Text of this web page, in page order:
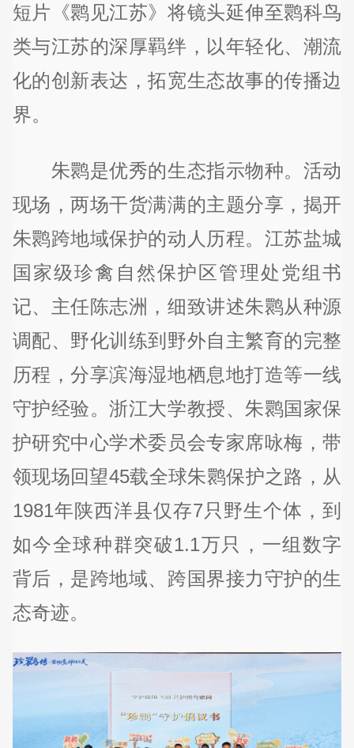
短片《鹮见江苏》将镜头延伸至鹮科鸟
类与江苏的深厚羁绊，以年轻化、潮流
化的创新表达，拓宽生态故事的传播边
界。
朱鹮是优秀的生态指示物种。活动
现场，两场干货满满的主题分享，揭开
朱鹮跨地域保护的动人历程。江苏盐城
国家级珍禽自然保护区管理处党组书
记、主任陈志洲，细致讲述朱鹮从种源
调配、野化训练到野外自主繁育的完整
历程，分享滨海湿地栖息地打造等一线
守护经验。浙江大学教授、朱鹮国家保
护研究中心学术委员会专家席咏梅，带
领现场回望45载全球朱鹮保护之路，从
1981年陕西洋县仅存7只野生个体，到
如今全球种群突破1.1万只，一组数字
背后，是跨地域、跨国界接力守护的生
态奇迹。